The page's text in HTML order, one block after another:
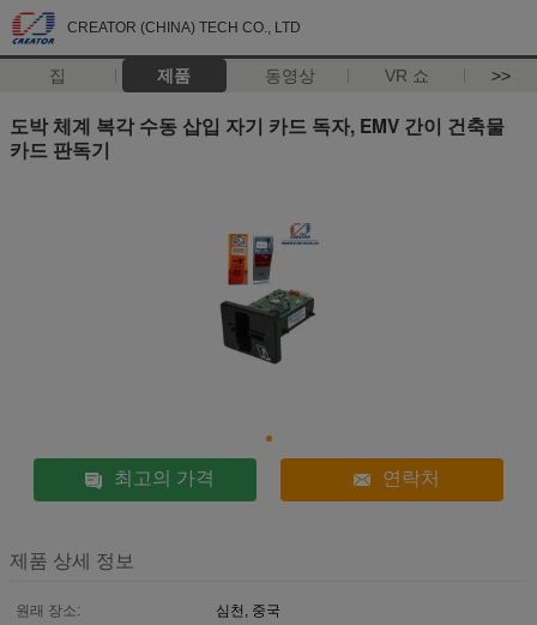
CREATOR (CHINA) TECH CO., LTD
집 제품 동영상 VR 쇼 >>
도박 체계 복각 수동 삽입 자기 카드 독자, EMV 간이 건축물
카드 판독기
최고의 가격 연락처
제품 상세 정보
원래 장소:
심천, 중국